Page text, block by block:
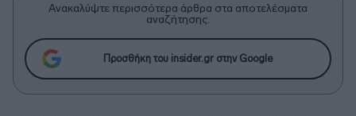
Ανακαλύψτε περισσότερα άρθρα στα αποτελέσματα
αναζήτησης.
Προσθήκη του insider.gr στην Google